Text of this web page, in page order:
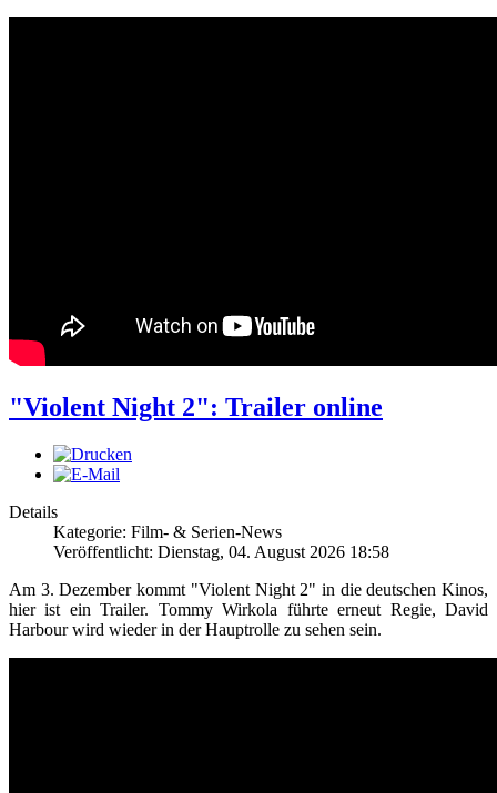
"Violent Night 2": Trailer online
Details
Kategorie: Film- & Serien-News
Veröffentlicht: Dienstag, 04. August 2026 18:58
Am 3. Dezember kommt "Violent Night 2" in die deutschen Kinos,
hier ist ein Trailer. Tommy Wirkola führte erneut Regie, David
Harbour wird wieder in der Hauptrolle zu sehen sein.